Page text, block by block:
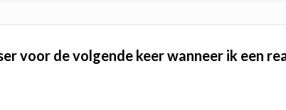
voor de volgende keer wanneer ik een